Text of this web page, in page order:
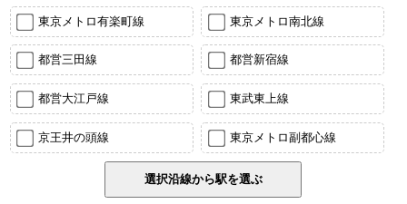
東京メトロ有楽町線 東京メトロ南北線
都営三田線 都営新宿線
都営大江戸線 東武東上線
京王井の頭線 東京メトロ副都心線